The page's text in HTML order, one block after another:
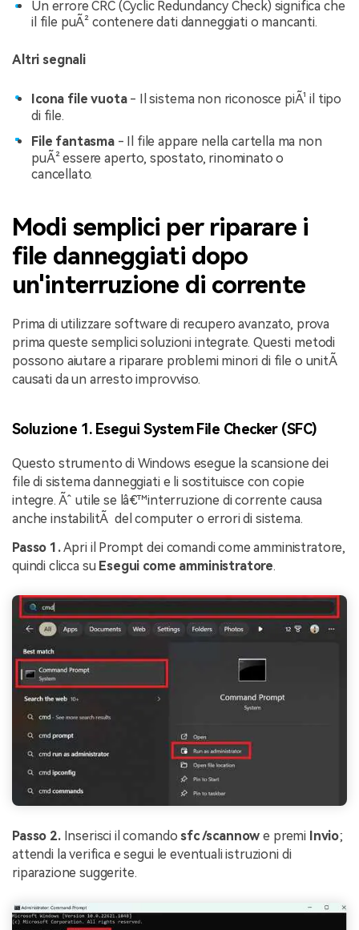
Un errore CRC (Cyclic Redundancy Check) significa che
il file puÃ² contenere dati danneggiati o mancanti.
Altri segnali
Icona file vuota- Il sistema non riconosce piÃ¹ il tipo
di file.
File fantasma- Il file appare nella cartella ma non
puÃ² essere aperto, spostato, rinominato o
cancellato.
Modi semplici per riparare i
file danneggiati dopo
un'interruzione di corrente
Prima di utilizzare software di recupero avanzato, prova
prima queste semplici soluzioni integrate. Questi metodi
possono aiutare a riparare problemi minori di file o unitÃ
causati da un arresto improvviso.
Soluzione 1. Esegui System File Checker (SFC)
Questo strumento di Windows esegue la scansione dei
file di sistema danneggiati e li sostituisce con copie
integre. Ãˆ utile se lâ€™interruzione di corrente causa
anche instabilitÃ del computer o errori di sistema.
Passo 1.Apri il Prompt dei comandi come amministratore,
quindi clicca su Esegui come amministratore.
Passo 2.Inserisci il comando sfc /scannow e premi Invio;
attendi la verifica e segui le eventuali istruzioni di
riparazione suggerite.